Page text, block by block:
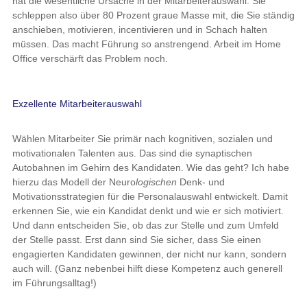
schleppen also über 80 Prozent graue Masse mit, die Sie ständig
anschieben, motivieren, incentivieren und in Schach halten
müssen. Das macht Führung so anstrengend. Arbeit im Home
Office verschärft das Problem noch.
Exzellente Mitarbeiterauswahl
Wählen Mitarbeiter Sie primär nach kognitiven, sozialen und
motivationalen Talenten aus. Das sind die synaptischen
Autobahnen im Gehirn des Kandidaten. Wie das geht? Ich habe
hierzu das Modell der Neurologischen Denk- und
Motivationsstrategien für die Personalauswahl entwickelt. Damit
erkennen Sie, wie ein Kandidat denkt und wie er sich motiviert.
Und dann entscheiden Sie, ob das zur Stelle und zum Umfeld
der Stelle passt. Erst dann sind Sie sicher, dass Sie einen
engagierten Kandidaten gewinnen, der nicht nur kann, sondern
auch will. (Ganz nebenbei hilft diese Kompetenz auch generell
im Führungsalltag!)